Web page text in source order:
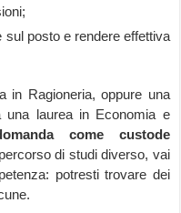
sul posto e rendere effettiva
in Ragioneria, oppure una
una laurea in Economia e
come custode
di studi diverso, vai
potresti trovare dei